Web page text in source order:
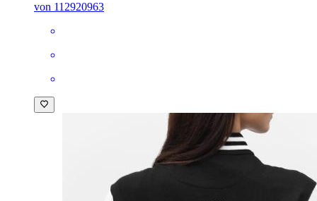
von 112920963